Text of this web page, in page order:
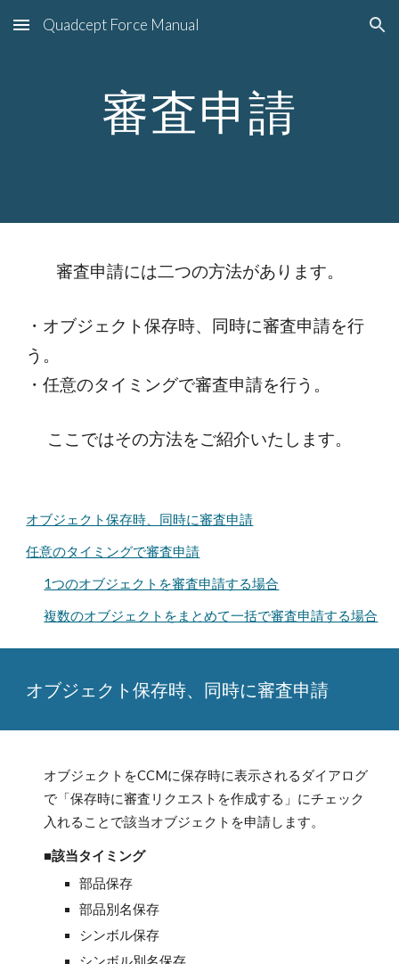
Skip to main content Skip to navigation
Quadcept Force Manual
審査申請
審査申請には二つの方法があります。
・オブジェクト保存時、同時に審査申請を行
う。
・任意のタイミングで審査申請を行う。
ここではその方法をご紹介いたします。
オブジェクト保存時、同時に審査申請
任意のタイミングで審査申請
1つのオブジェクトを審査申請する場合
複数のオブジェクトをまとめて一括で審査申請する場合
オブジェクト保存時、同時に審査申請
オブジェクトをCCMに保存時に表示されるダイアログ
で「保存時に審査リクエストを作成する」にチェック
入れることで該当オブジェクトを申請します。
■該当タイミング
部品保存
部品別名保存
シンボル保存
シンボル別名保存